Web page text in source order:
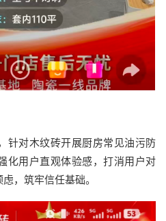
针对木纹砖开展厨房常见油污防
化用户直观体验感，打消用户对
，筑牢信任基础。